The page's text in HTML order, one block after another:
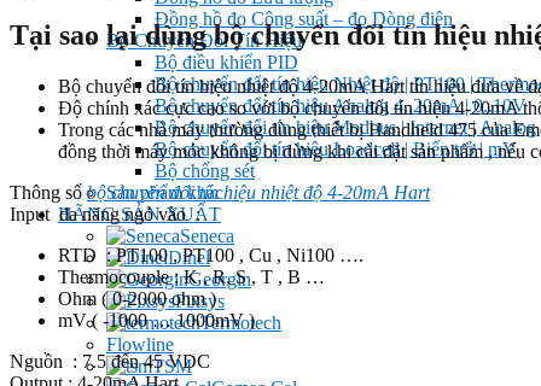
Đồng hồ đo Công suất – đo Dòng điện
Bộ Chuyển Đổi Tín Hiệu
Bộ điều khiển PID
Bộ chuyển đổi tín hiệu Nhiệt độ | PT100 |
Bộ chuyển đổi tín hiệu Analog 4..20mA | 0..10V
Bộ chuyển đổi tín hiệu Modbus | Internet | Analog
Bộ chuyển đổi tín hiệu Loadcell | Biến trở | mV
Bộ chống sét
Sản phẩm khác
HÃNG SẢN XUẤT
Seneca
Dinel
Georgin
Pixsys
Termotech
Flowline
TSM
Tại sao lại dùngbộ chuyển đổi tín hiệu
Bộ chuyển đổi tín hiệu nhiệt độ 4-20mA Hart tín hiệu đưa về
Độ chính xác cực cao so với bộ chuyển đổi tín hiệu 4-20mA
Trong các nhà máy thường dùng thiết bị Handheld 475 của
đồng thời máy móc không bị dừng khi cài đặt sản phẩm , nếu
Thông sốbộ chuyển đổi tín hiệu nhiệt độ 4-20mA Hart
Input đa năng ngỏ vào :
RTD : PT100 , PT100 , Cu , Ni100 ….
Thermocouple : K , R, S , T , B …
Ohm ( 0-2000 ohm )
mV ( -1000 … 1000mV )
Nguồn : 7.5 đến 45 VDC